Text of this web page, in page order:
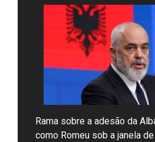
Rama sobre a adesão da
como Romeu sob a janela